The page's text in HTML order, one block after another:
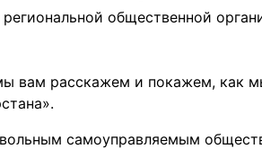
общественной
вам расскажем и покажем, как
самоуправляемым